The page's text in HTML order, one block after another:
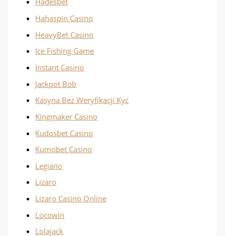
Hahaspin Casino
HeavyBet Casino
Ice Fishing Game
Instant Casino
Jackpot Bob
Kasyna Bez Weryfikacji Kyc
Kingmaker Casino
Kudosbet Casino
Kumobet Casino
Legiano
Lizaro
Lizaro Casino Online
Locowin
Lolajack